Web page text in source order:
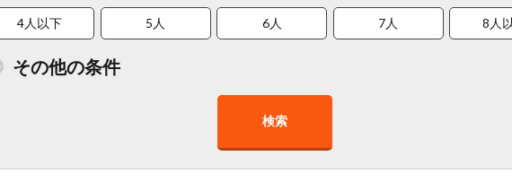
4人以下 5人 6人 7人 8人
その他の条件
走行距離少
ベビーシート 車椅子対応 プレミアム車両
検索